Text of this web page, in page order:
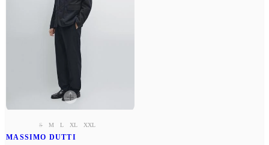
S M L XL XXL
MASSIMO DUTTI